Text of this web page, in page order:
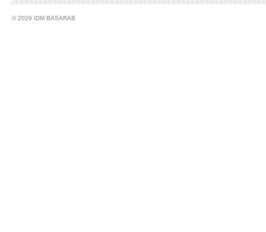
© 2026 IDM BASARAB